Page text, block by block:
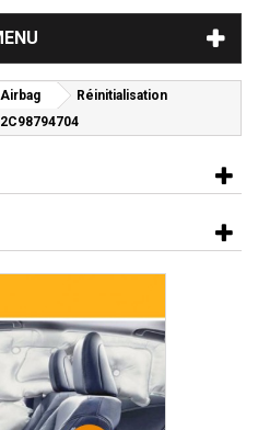
Airbag
Réinitialisation